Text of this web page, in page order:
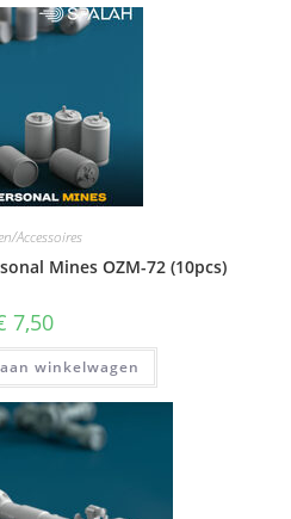
Accessoires
Mines OZM-72 (10pcs)
7,50
winkelwagen